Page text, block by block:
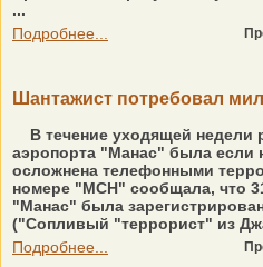
...
Подробнее...
Шантажист потребовал
В течение уходящей недели
аэропорта "Манас" была если
осложнена телефонными
номере "МСН" сообщала, что
"Манас" была
("Сопливый "террорист" из
Подробнее...